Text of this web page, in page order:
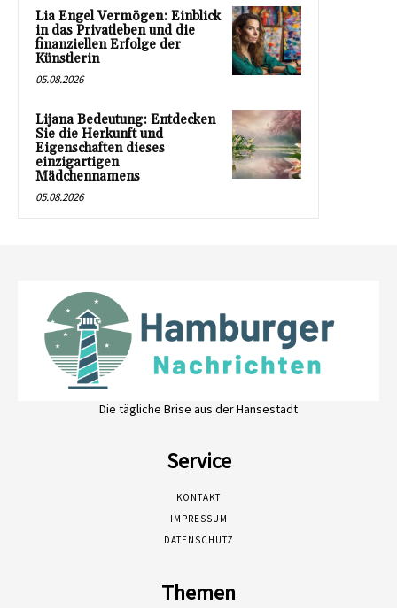
Lia Engel Vermögen: Einblick
in das Privatleben und die
finanziellen Erfolge der
Künstlerin
05.08.2026
Lijana Bedeutung: Entdecken
Sie die Herkunft und
Eigenschaften dieses
einzigartigen
Mädchennamens
05.08.2026
Die tägliche Brise aus der Hansestadt
Service
KONTAKT
IMPRESSUM
DATENSCHUTZ
Themen